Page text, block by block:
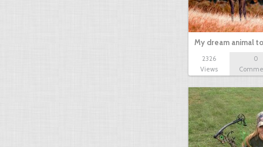
My dream animal
2326
Views
0